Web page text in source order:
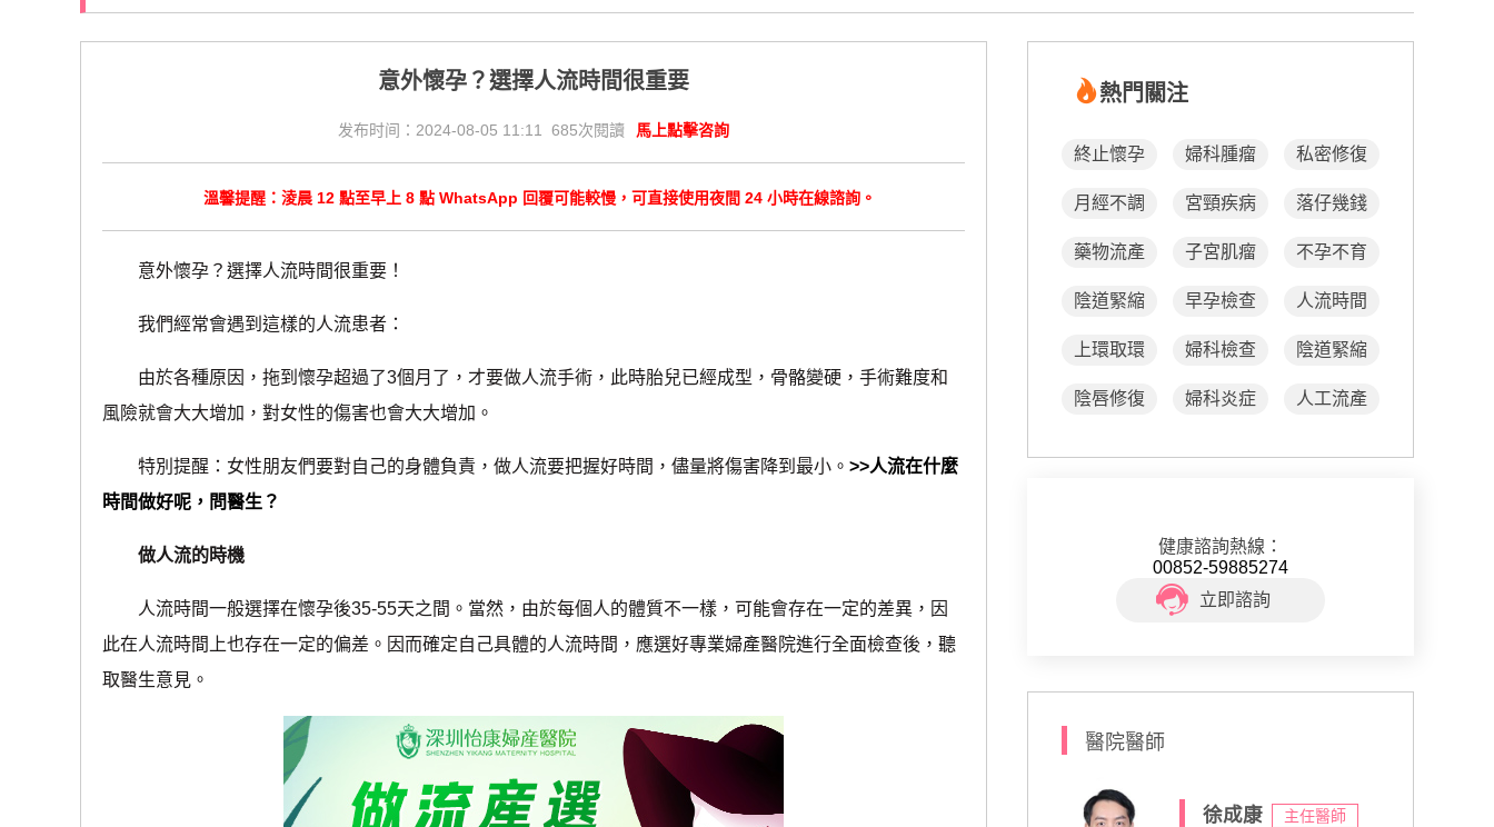
意外懷孕？選擇人流時間很重要
发布时间：2024-08-05 11:11 685次閱讀 馬上點擊咨詢
溫馨提醒：淩晨 12 點至早上 8 點 WhatsApp 回覆可能較慢，可直接使用夜間 24 小時在線諮詢。
意外懷孕？選擇人流時間很重要！
我們經常會遇到這樣的人流患者：
由於各種原因，拖到懷孕超過了3個月了，才要做人流手術，此時胎兒已經成型，骨骼變硬，手術難度和
風險就會大大增加，對女性的傷害也會大大增加。
特別提醒：女性朋友們要對自己的身體負責，做人流要把握好時間，儘量將傷害降到最小。>>人流在什麼
時間做好呢，問醫生？
做人流的時機
人流時間一般選擇在懷孕後35-55天之間。當然，由於每個人的體質不一樣，可能會存在一定的差異，因
此在人流時間上也存在一定的偏差。因而確定自己具體的人流時間，應選好專業婦產醫院進行全面檢查後，聽
取醫生意見。
熱門關注
終止懷孕 婦科腫瘤 私密修復
月經不調 宮頸疾病 落仔幾錢
藥物流產 子宮肌瘤 不孕不育
陰道緊縮 早孕檢查 人流時間
上環取環 婦科檢查 陰道緊縮
陰唇修復 婦科炎症 人工流產
健康諮詢熱線：
00852-59885274
立即諮詢
醫院醫師
徐成康 主任醫師